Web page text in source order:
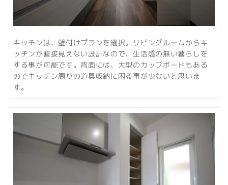
キッチンは、壁付けプランを選択。リビングルームからキ
ッチンが直接見えない設計なので、生活感の無い暮らしを
する事が可能です。背面には、大型のカップボードもある
のでキッチン周りの道具収納に困る事が少ないと思いま
す。